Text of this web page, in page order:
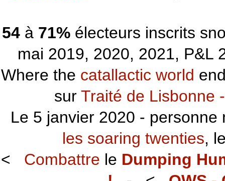
54à 71%électeurs inscrits
mai 2019, 2020, 2021, P&L
Where the catallactic world
sur Traité de Lisbonne
Le 5 janvier 2020 -
les soaring twenties,
< Combattre le Dumping